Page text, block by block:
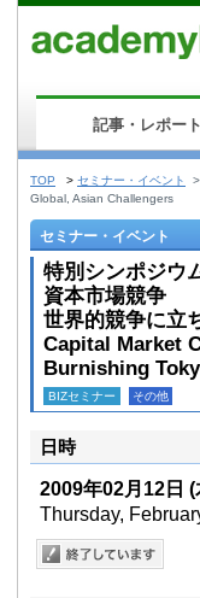
記事・レポート
TOP > セミナー・イベント >
Global, Asian Challengers
セミナー・イベント
特別シンポジウ
資本市場競争
世界的競争に立
Capital Market
Burnishing
BIZセミナー その他
日時
2009年02月12日 (
Thursday,